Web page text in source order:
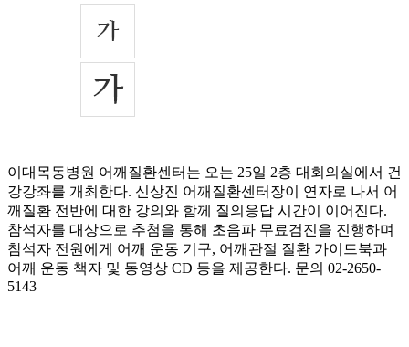
이대목동병원 어깨질환센터는 오는 25일 2층 대회의실에서 건
강강좌를 개최한다. 신상진 어깨질환센터장이 연자로 나서 어
깨질환 전반에 대한 강의와 함께 질의응답 시간이 이어진다.
참석자를 대상으로 추첨을 통해 초음파 무료검진을 진행하며
참석자 전원에게 어깨 운동 기구, 어깨관절 질환 가이드북과
어깨 운동 책자 및 동영상 CD 등을 제공한다. 문의 02-2650-
5143